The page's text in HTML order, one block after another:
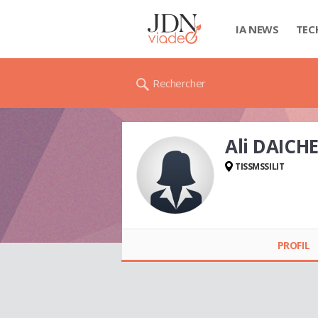
IA NEWS
Rechercher
Ali DAICHE
TISSMSSILIT
PROFIL